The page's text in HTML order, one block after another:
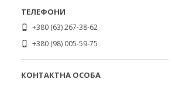
+380 (63) 267-38-62
+380 (98) 005-59-75